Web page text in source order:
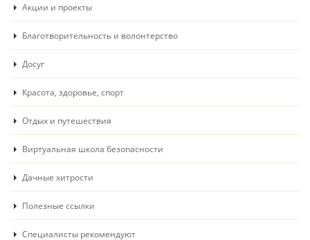
Акции и проекты
Благотворительность и волонтерство
Досуг
Красота, здоровье, спорт
Отдых и путешествия
Виртуальная школа безопасности
Дачные хитрости
Полезные ссылки
Специалисты рекомендуют